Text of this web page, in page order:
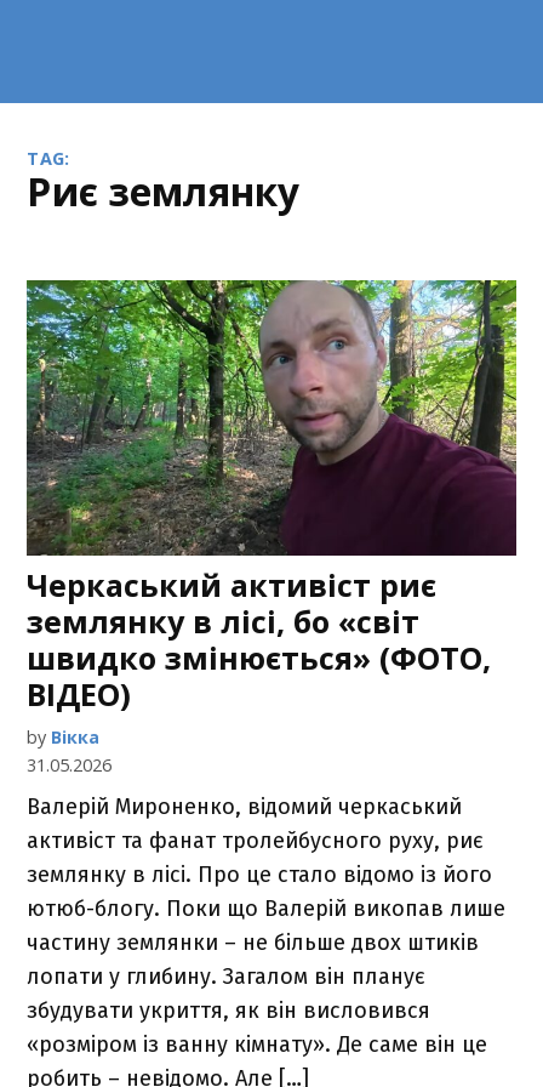
TAG:
риє землянку
Черкаський активіст риє
землянку в лісі, бо «світ
швидко змінюється» (ФОТО,
ВІДЕО)
by Вікка
31.05.2026
Валерій Мироненко, відомий черкаський
активіст та фанат тролейбусного руху, риє
землянку в лісі. Про це стало відомо із його
ютюб-блогу. Поки що Валерій викопав лише
частину землянки – не більше двох штиків
лопати у глибину. Загалом він планує
збудувати укриття, як він висловився
«розміром із ванну кімнату». Де саме він це
робить – невідомо. Але […]